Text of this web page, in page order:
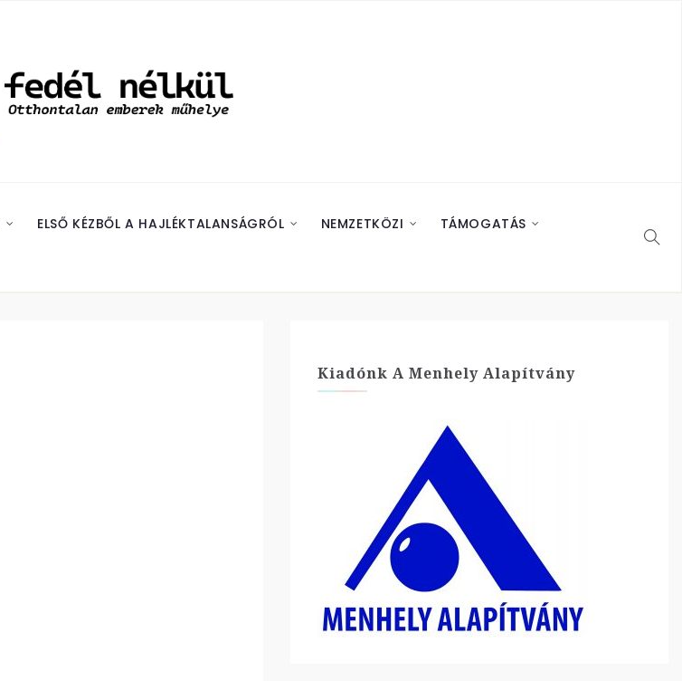
ELSŐ KÉZBŐL A HAJLÉKTALANSÁGRÓL NEMZETKÖZI TÁMOGATÁS
Kiadónk A Menhely Alapítvány